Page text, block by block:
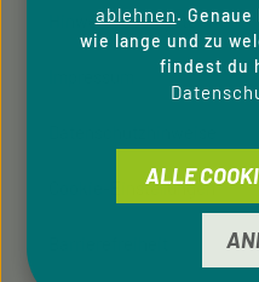
Hinweisgeber­system
Cookie-Einstellungen
ablehnen.
wie lange und zu
findest du
ALLE